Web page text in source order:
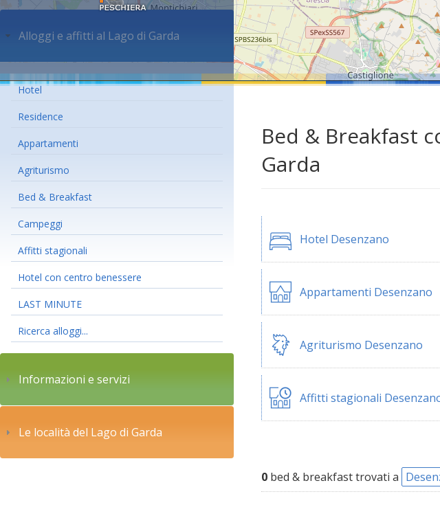
Alloggi e affitti al Lago di Garda
Hotel
Residence
Appartamenti
Agriturismo
Bed & Breakfast
Campeggi
Affitti stagionali
Hotel con centro benessere
LAST MINUTE
Ricerca alloggi...
Informazioni e servizi
Le località del Lago di Garda
Bed & Breakfast
Garda
Hotel Desenzano
Appartamenti Desenzano
Agriturismo Desenzano
Affitti stagionali
0 bed & breakfast trovati a